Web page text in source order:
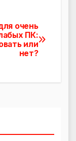
очень
ПК:
или
нет?